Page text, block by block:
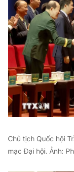
Chủ tịch Quốc hội
mạc Đại hội. Ảnh: